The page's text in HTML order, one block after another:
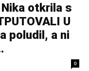
otkrila s
U
poludil, a ni
0